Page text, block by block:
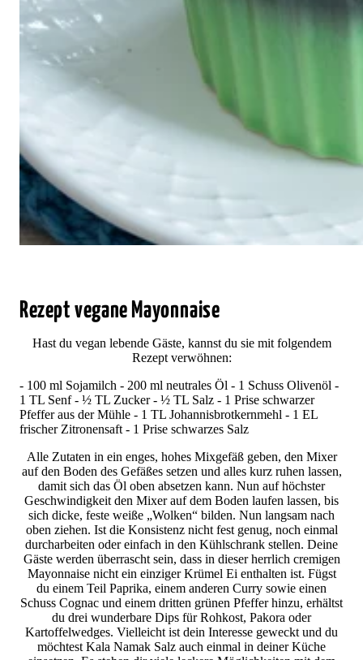
Rezept vegane Mayonnaise
Hast du vegan lebende Gäste, kannst du sie mit folgendem
Rezept verwöhnen:
- 100 ml Sojamilch - 200 ml neutrales Öl - 1 Schuss Olivenöl -
1 TL Senf - ½ TL Zucker - ½ TL Salz - 1 Prise schwarzer
Pfeffer aus der Mühle - 1 TL Johannisbrotkernmehl - 1 EL
frischer Zitronensaft - 1 Prise schwarzes Salz
Alle Zutaten in ein enges, hohes Mixgefäß geben, den Mixer
auf den Boden des Gefäßes setzen und alles kurz ruhen lassen,
damit sich das Öl oben absetzen kann. Nun auf höchster
Geschwindigkeit den Mixer auf dem Boden laufen lassen, bis
sich dicke, feste weiße „Wolken“ bilden. Nun langsam nach
oben ziehen. Ist die Konsistenz nicht fest genug, noch einmal
durcharbeiten oder einfach in den Kühlschrank stellen. Deine
Gäste werden überrascht sein, dass in dieser herrlich cremigen
Mayonnaise nicht ein einziger Krümel Ei enthalten ist. Fügst
du einem Teil Paprika, einem anderen Curry sowie einen
Schuss Cognac und einem dritten grünen Pfeffer hinzu, erhältst
du drei wunderbare Dips für Rohkost, Pakora oder
Kartoffelwedges. Vielleicht ist dein Interesse geweckt und du
möchtest Kala Namak Salz auch einmal in deiner Küche